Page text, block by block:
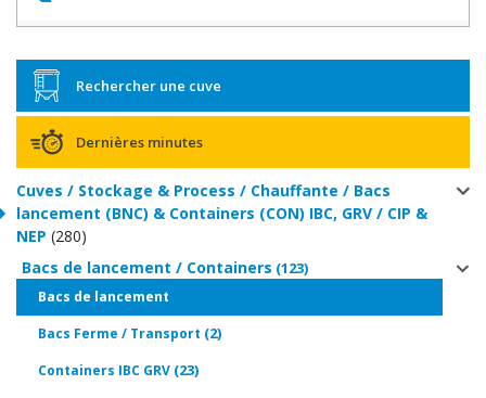
Rechercher une cuve
Dernières minutes
Cuves / Stockage & Process / Chauffante / Bacs
lancement (BNC) & Containers (CON) IBC, GRV / CIP &
NEP (280)
Bacs de lancement / Containers (123)
Bacs de lancement
Bacs Ferme / Transport (2)
Containers IBC GRV (23)